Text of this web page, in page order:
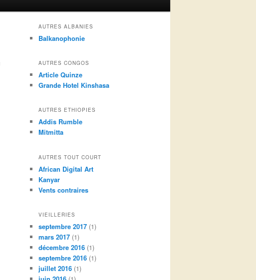
AUTRES ALBANIES
Balkanophonie
AUTRES CONGOS
Article Quinze
Grande Hotel Kinshasa
AUTRES ETHIOPIES
Addis Rumble
Mitmitta
AUTRES TOUT COURT
African Digital Art
Kanyar
Vents contraires
VIEILLERIES
septembre 2017 (1)
mars 2017 (1)
décembre 2016 (1)
septembre 2016 (1)
juillet 2016 (1)